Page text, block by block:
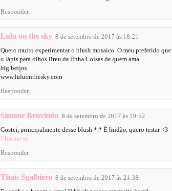
Responder
Lulu on the sky 8 de setembro de 2017 às 18:21
Quero muito experimentar o blush mosaico. O meu preferido que
o lápis para olhos Breu da linha Coisas de quem ama.
big beijos
www.luluonthesky.com
Responder
Simone Benvindo 8 de setembro de 2017 às 19:52
Gostei, principalmente desse blush *.* É lindão, quero testar <3
Charme-se
Responder
Thaís Sgalbiero 8 de setembro de 2017 às 21:38